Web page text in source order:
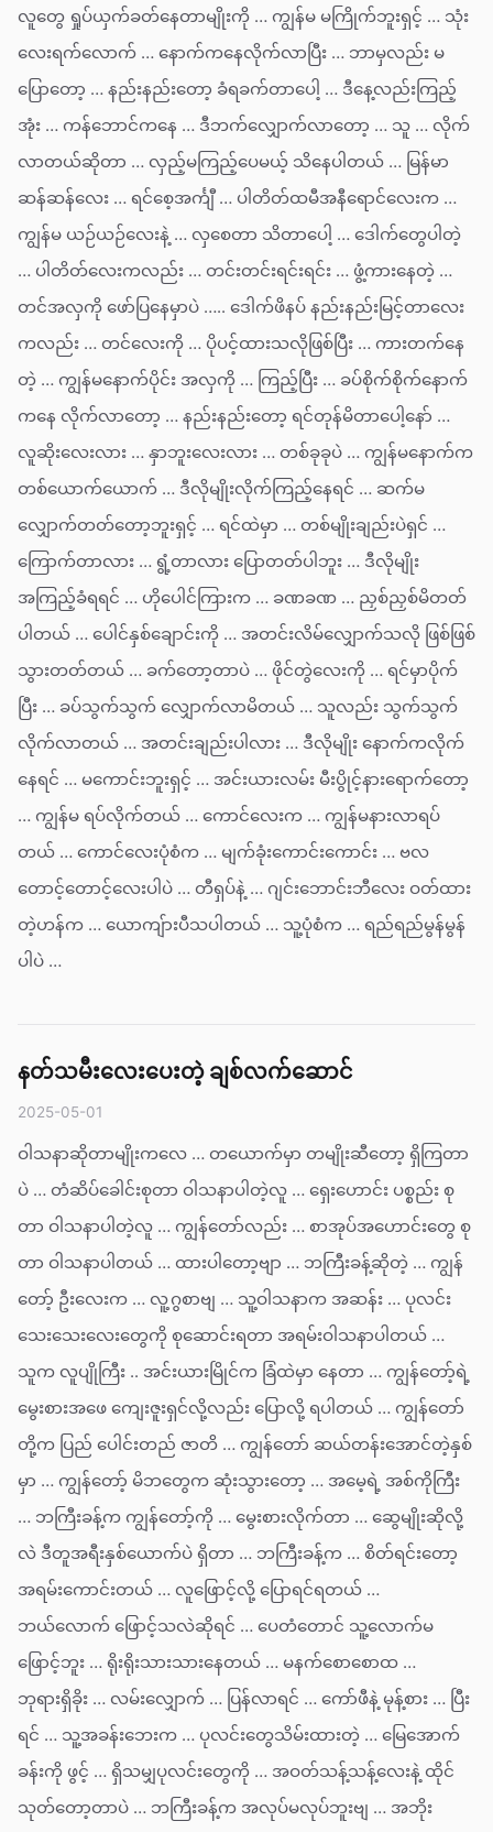
လူတွေ ရှုပ်ယှက်ခတ်နေတာမျိုးကို … ကျွန်မ မကြိုက်ဘူးရှင့် … သုံး
လေးရက်လောက် … နောက်ကနေလိုက်လာပြီး … ဘာမှလည်း မ
ပြောတော့ … နည်းနည်းတော့ ခံရခက်တာပေါ့ … ဒီနေ့လည်းကြည့်
အုံး … ကန်ဘောင်ကနေ … ဒီဘက်လျှောက်လာတော့ … သူ … လိုက်
လာတယ်ဆိုတာ … လှည့်မကြည့်ပေမယ့် သိနေပါတယ် … မြန်မာ
ဆန်ဆန်လေး … ရင်စေ့အင်္ကျီ … ပါတိတ်ထမီအနီရောင်လေးက …
ကျွန်မ ယဉ်ယဉ်လေးနဲ့ … လှစေတာ သိတာပေါ့ … ဒေါက်တွေပါတဲ့
… ပါတိတ်လေးကလည်း … တင်းတင်းရင်းရင်း … ဖွံ့ကားနေတဲ့ …
တင်အလှကို ဖော်ပြနေမှာပဲ ….. ဒေါက်ဖိနပ် နည်းနည်းမြင့်တာလေး
ကလည်း … တင်လေးကို … ပိုပင့်ထားသလိုဖြစ်ပြီး … ကားတက်နေ
တဲ့ … ကျွန်မနောက်ပိုင်း အလှကို … ကြည့်ပြီး … ခပ်စိုက်စိုက်နောက်
ကနေ လိုက်လာတော့ … နည်းနည်းတော့ ရင်တုန်မိတာပေါ့နော် …
လူဆိုးလေးလား … နှာဘူးလေးလား … တစ်ခုခုပဲ … ကျွန်မနောက်က
တစ်ယောက်ယောက် … ဒီလိုမျိုးလိုက်ကြည့်နေရင် … ဆက်မ
လျှောက်တတ်တော့ဘူးရှင့် … ရင်ထဲမှာ … တစ်မျိုးချည်းပဲရှင် …
ကြောက်တာလား … ရွံ့တာလား ပြောတတ်ပါဘူး … ဒီလိုမျိုး
အကြည့်ခံရရင် … ဟိုပေါင်ကြားက … ခဏခဏ … ညှစ်ညှစ်မိတတ်
ပါတယ် … ပေါင်နှစ်ချောင်းကို … အတင်းလိမ်လျှောက်သလို ဖြစ်ဖြစ်
သွားတတ်တယ် … ခက်တော့တာပဲ … ဖိုင်တွဲလေးကို … ရင်မှာပိုက်
ပြီး … ခပ်သွက်သွက် လျှောက်လာမိတယ် … သူလည်း သွက်သွက်
လိုက်လာတယ် … အတင်းချည်းပါလား … ဒီလိုမျိုး နောက်ကလိုက်
နေရင် … မကောင်းဘူးရှင့် … အင်းယားလမ်း မီးပွိုင့်နားရောက်တော့
… ကျွန်မ ရပ်လိုက်တယ် … ကောင်လေးက … ကျွန်မနားလာရပ်
တယ် … ကောင်လေးပုံစံက … မျက်ခုံးကောင်းကောင်း … ဗလ
တောင့်တောင့်လေးပါပဲ … တီရှပ်နဲ့ … ဂျင်းဘောင်းဘီလေး ဝတ်ထား
တဲ့ဟန်က … ယောကျ်ားပီသပါတယ် … သူ့ပုံစံက … ရည်ရည်မွန်မွန်
ပါပဲ …
နတ်သမီးလေးပေးတဲ့ ချစ်လက်ဆောင်
2025-05-01
ဝါသနာဆိုတာမျိုးကလေ … တယောက်မှာ တမျိုးဆီတော့ ရှိကြတာ
ပဲ … တံဆိပ်ခေါင်းစုတာ ဝါသနာပါတဲ့လူ … ရှေးဟောင်း ပစ္စည်း စု
တာ ဝါသနာပါတဲ့လူ … ကျွန်တော်လည်း … စာအုပ်အဟောင်းတွေ စု
တာ ဝါသနာပါတယ် … ထားပါတော့ဗျာ … ဘကြီးခန့်ဆိုတဲ့ … ကျွန်
တော့် ဦးလေးက … လူ့ဂွစာဗျ … သူ့ဝါသနာက အဆန်း … ပုလင်း
သေးသေးလေးတွေကို စုဆောင်းရတာ အရမ်းဝါသနာပါတယ် …
သူက လူပျိုကြီး .. အင်းယားမြိုင်က ခြံထဲမှာ နေတာ … ကျွန်တော့်ရဲ့
မွေးစားအဖေ ကျေးဇူးရှင်လို့လည်း ပြောလို့ ရပါတယ် … ကျွန်တော်
တို့က ပြည် ပေါင်းတည် ဇာတိ … ကျွန်တော် ဆယ်တန်းအောင်တဲ့နှစ်
မှာ … ကျွန်တော့် မိဘတွေက ဆုံးသွားတော့ … အမေ့ရဲ့ အစ်ကိုကြီး
… ဘကြီးခန့်က ကျွန်တော့်ကို … မွေးစားလိုက်တာ … ဆွေမျိုးဆိုလို့
လဲ ဒီတူအရီးနှစ်ယောက်ပဲ ရှိတာ … ဘကြီးခန့်က … စိတ်ရင်းတော့
အရမ်းကောင်းတယ် … လူဖြောင့်လို့ ပြောရင်ရတယ် …
ဘယ်လောက် ဖြောင့်သလဲဆိုရင် … ပေတံတောင် သူ့လောက်မ
ဖြောင့်ဘူး … ရိုးရိုးသားသားနေတယ် … မနက်စောစောထ …
ဘုရားရှိခိုး … လမ်းလျှောက် … ပြန်လာရင် … ကော်ဖီနဲ့ မုန့်စား … ပြီး
ရင် … သူ့အခန်းဘေးက … ပုလင်းတွေသိမ်းထားတဲ့ … မြေအောက်
ခန်းကို ဖွင့် … ရှိသမျှပုလင်းတွေကို … အဝတ်သန့်သန့်လေးနဲ့ ထိုင်
သုတ်တော့တာပဲ … ဘကြီးခန့်က အလုပ်မလုပ်ဘူးဗျ … အဘိုး